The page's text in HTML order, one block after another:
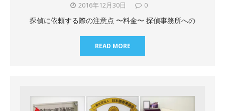
2016年12月30日 0
探偵に依頼する際の注意点 〜料金〜 探偵事務所への
READ MORE